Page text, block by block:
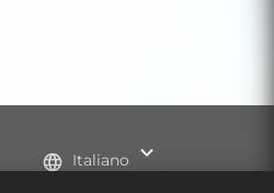
Italiano